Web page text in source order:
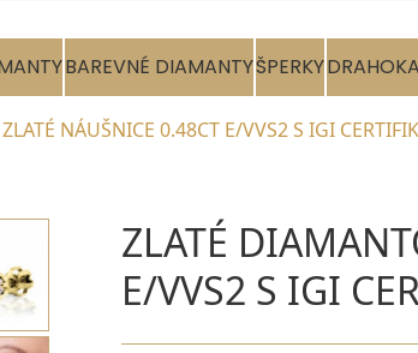
BAREVNÉ DIAMANTYŠPERKY
ZLATÉ NÁUŠNICE 0.48CT E/VVS2 S IGI
ZLATÉ
E/VVS2 S IGI